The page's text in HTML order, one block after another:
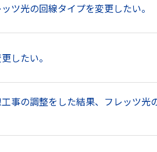
ツ光の回線タイプを変更したい。
したい。
事の調整をした結果、フレッツ